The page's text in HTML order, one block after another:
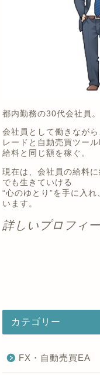
都内勤務の30代会社員。
会社員として働きなが
レードと自動売買ツー
給料と同じ額を稼ぐ。
現在は、会社員の給料
でも生きていける
“心のゆとり”を手に入
います。
詳しいプロフィ
カテゴリー
FX・自動売買EA